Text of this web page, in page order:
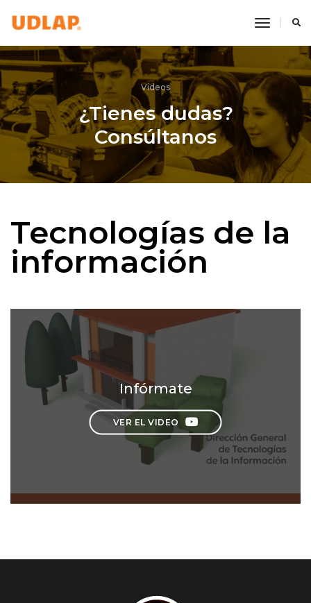
toggle
Videos
¿Tienes dudas?
Consúltanos
Tecnologías de la
información
Infórmate
VER EL VIDEO